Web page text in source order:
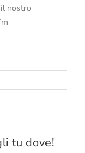
nostro
tu dove!